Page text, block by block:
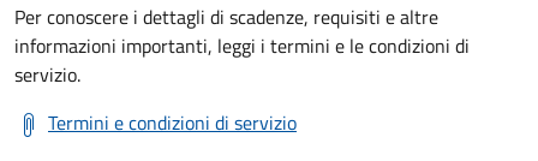
Per conoscere i dettagli di scadenze, requisiti e altre
informazioni importanti, leggi i termini e le condizioni di
servizio.
Termini e condizioni di servizio